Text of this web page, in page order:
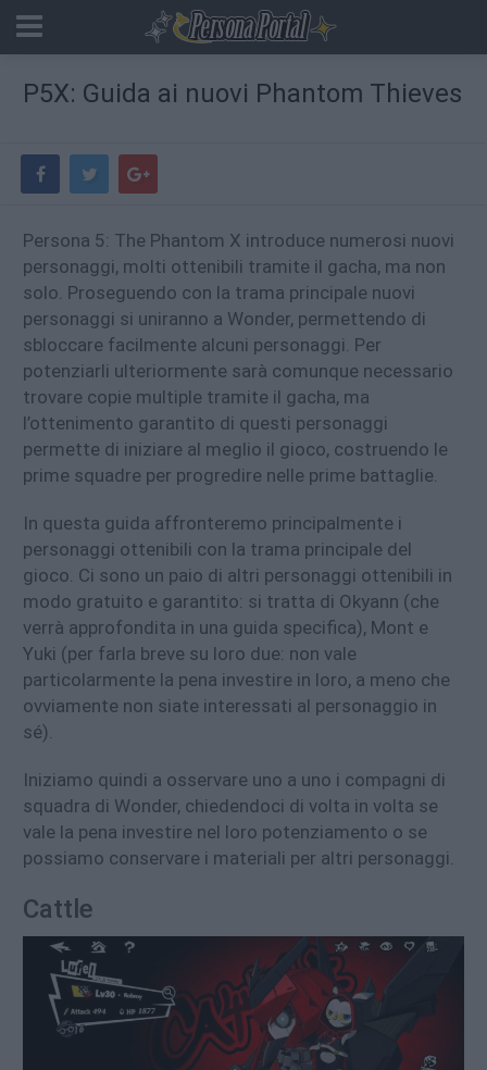
P5X: Guida ai nuovi Phantom Thieves
Persona 5: The Phantom X introduce numerosi nuovi
personaggi, molti ottenibili tramite il gacha, ma non
solo. Proseguendo con la trama principale nuovi
personaggi si uniranno a Wonder, permettendo di
sbloccare facilmente alcuni personaggi. Per
potenziarli ulteriormente sarà comunque necessario
trovare copie multiple tramite il gacha, ma
l’ottenimento garantito di questi personaggi
permette di iniziare al meglio il gioco, costruendo le
prime squadre per progredire nelle prime battaglie.
In questa guida affronteremo principalmente i
personaggi ottenibili con la trama principale del
gioco. Ci sono un paio di altri personaggi ottenibili in
modo gratuito e garantito: si tratta di Okyann (che
verrà approfondita in una guida specifica), Mont e
Yuki (per farla breve su loro due: non vale
particolarmente la pena investire in loro, a meno che
ovviamente non siate interessati al personaggio in
sé).
Iniziamo quindi a osservare uno a uno i compagni di
squadra di Wonder, chiedendoci di volta in volta se
vale la pena investire nel loro potenziamento o se
possiamo conservare i materiali per altri personaggi.
Cattle